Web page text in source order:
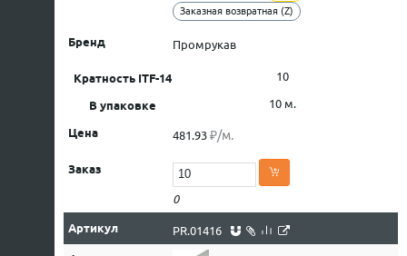
Заказная возвратная (Z)
Промрукав
10
10 м.
481.93 ₽/м.
0
PR.01416